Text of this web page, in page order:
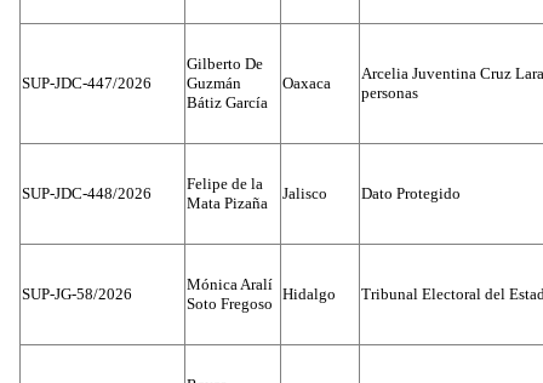
SUP-JDC-447/2026
Gilberto De
Guzmán
Bátiz García
Oaxaca
Arcelia Juventina Cruz
personas
SUP-JDC-448/2026
Felipe de la
Mata Pizaña
Jalisco Dato Protegido
SUP-JG-58/2026
Mónica Aralí
Soto Fregoso
Hidalgo Tribunal Electoral del